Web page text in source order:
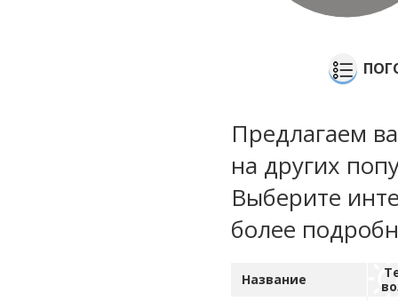
Предлагаем
на других
Выберите
более
Название